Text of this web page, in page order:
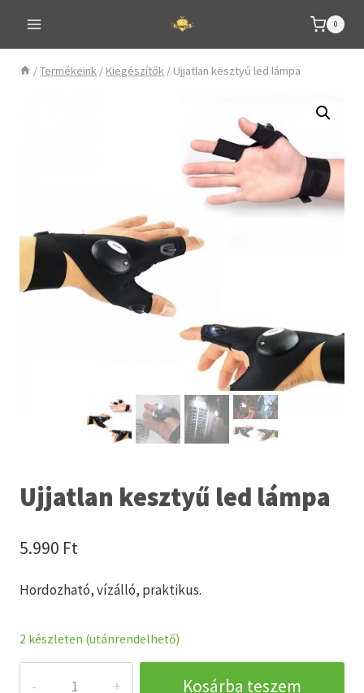
content
0
/Termékeink / Kiegészítők / Ujjatlan kesztyű led lámpa
Ujjatlan kesztyű led lámpa
5.990 Ft
Hordozható, vízálló, praktikus.
2 készleten (utánrendelhető)
Kosárba teszem